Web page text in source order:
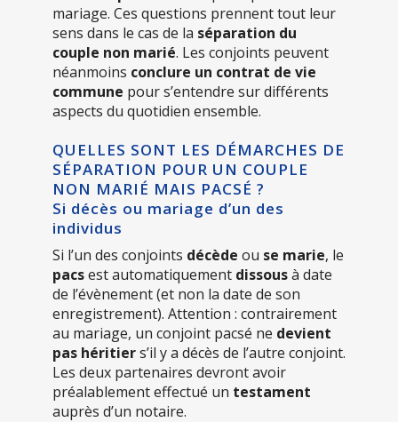
mariage. Ces questions prennent tout leur
sens dans le cas de la séparation du
couple non marié. Les conjoints peuvent
néanmoins conclure un contrat de vie
commune pour s’entendre sur différents
aspects du quotidien ensemble.
QUELLES SONT LES DÉMARCHES DE
SÉPARATION POUR UN COUPLE
NON MARIÉ MAIS PACSÉ ?
Si décès ou mariage d’un des
individus
Si l’un des conjoints décède ou se marie, le
pacsest automatiquement dissousà date
de l’évènement (et non la date de son
enregistrement). Attention : contrairement
au mariage, un conjoint pacsé ne devient
pas héritiers’il y a décès de l’autre conjoint.
Les deux partenaires devront avoir
préalablement effectué un testament
auprès d’un notaire.